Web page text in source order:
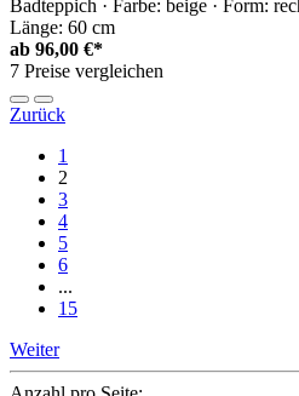
Badteppich · Farbe: beige · Form:
Länge: 60 cm
ab 96,00 €*
7 Preise vergleichen
Zurück
1
2
3
4
5
6
...
15
Weiter